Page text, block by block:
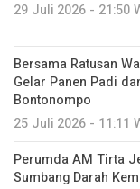
29 Juli 2026 - 21:50
Bersama Ratusan
Gelar Panen Padi
Bontonompo
25 Juli 2026 - 11:11
Perumda AM Tirta
Sumbang Darah